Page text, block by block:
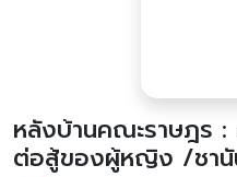
หลังบ้านคณะราษฎร :
ต่อสู้ของผู้หญิง /ชา